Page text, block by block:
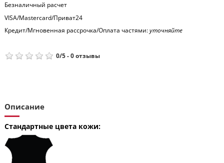
Безналичный расчет
VISA/Mastercard/Приват24
Кредит/Мгновенная рассрочка/Оплата частями:уточняйте
0/5-0отзывы
Описание
Стандартные цвета кожи: